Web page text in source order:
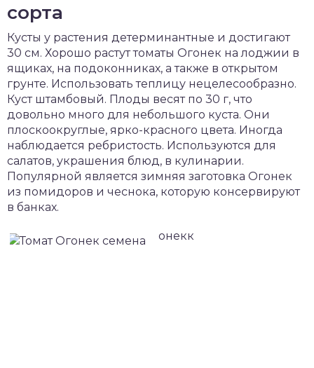
сорта
Кусты у растения детерминантные и достигают
30 см. Хорошо растут томаты Огонек на лоджии в
ящиках, на подоконниках, а также в открытом
грунте. Использовать теплицу нецелесообразно.
Куст штамбовый. Плоды весят по 30 г, что
довольно много для небольшого куста. Они
плоскоокруглые, ярко-красного цвета. Иногда
наблюдается ребристость. Используются для
салатов, украшения блюд, в кулинарии.
Популярной является зимняя заготовка Огонек
из помидоров и чеснока, которую консервируют
в банках.